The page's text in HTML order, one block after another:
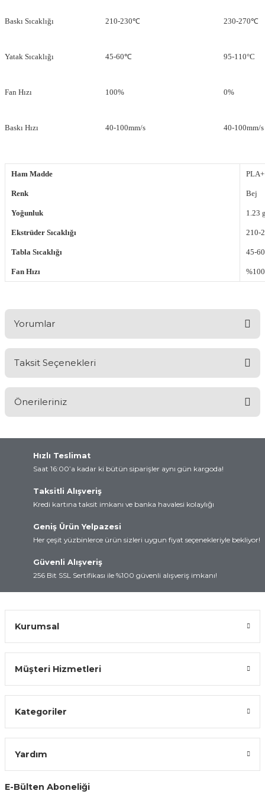
Baskı Sıcaklığı 210-230℃ 230-270℃
Yatak Sıcaklığı 45-60℃ 95-110°C
Fan Hızı 100% 0%
Baskı Hızı 40-100mm/s 40-100mm/s
Ham Madde PLA+
Renk Bej
Yoğunluk 1.23
Ekstrüder Sıcaklığı 210-
Tabla Sıcaklığı 45-
Fan Hızı %100
Yorumlar
Taksit Seçenekleri
Önerileriniz
tarafımıza iletebilirsiniz.
Görüş ve önerileriniz için teşekkür ederiz.
Ürün resmi kalitesiz, bozuk veya görüntülenemiyor.
Ürün bilgilerinde hatalar bulunuyor.
Ürün fiyatı diğer sitelerden daha pahalı.
Bu ürüne benzer farklı alternatifler olmalı.
Hızlı Teslimat
Saat 16:00’a kadar ki bütün siparişler aynı gün kargoda!
Taksitli Alışveriş
Kredi kartına taksit imkanı ve banka havalesi kolaylığı
Geniş Ürün Yelpazesi
Her çeşit yüzbinlerce ürün sizleri uygun fiyat seçenekleriyle bekliyor!
Güvenli Alışveriş
256 Bit SSL Sertifikası ile %100 güvenli alışveriş imkanı!
Kurumsal
Müşteri Hizmetleri
Kategoriler
Yardım
E-Bülten Aboneliği